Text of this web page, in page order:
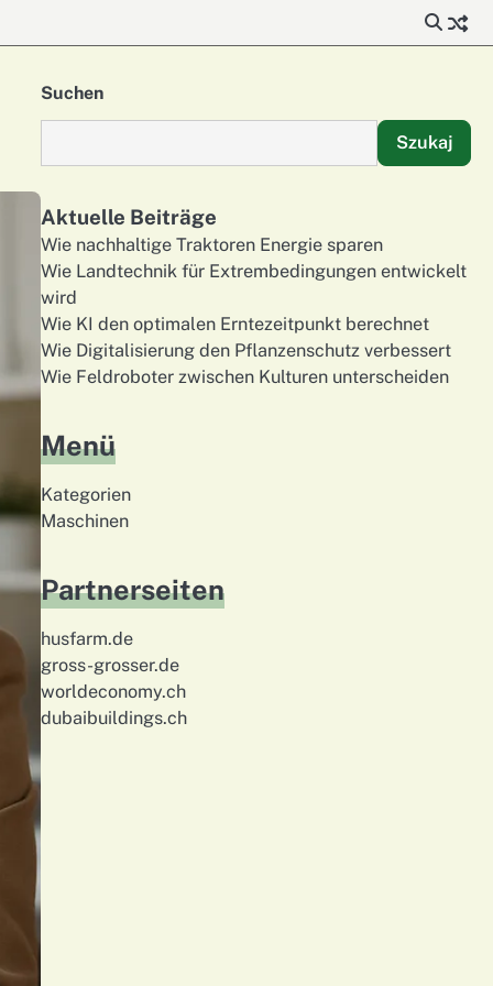
Suchen
Szukaj
Aktuelle Beiträge
Wie nachhaltige Traktoren Energie sparen
Wie Landtechnik für Extrembedingungen entwickelt
wird
Wie KI den optimalen Erntezeitpunkt berechnet
Wie Digitalisierung den Pflanzenschutz verbessert
Wie Feldroboter zwischen Kulturen unterscheiden
Menü
Kategorien
Maschinen
Partnerseiten
husfarm.de
gross-grosser.de
worldeconomy.ch
dubaibuildings.ch